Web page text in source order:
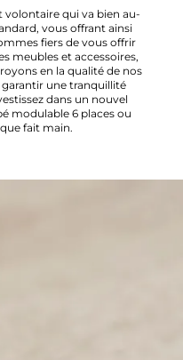
volontaire qui va bien au-
vous offrant ainsi
fiers de vous offrir
meubles et accessoires,
en la qualité de nos
une tranquillité
dans un nouvel
modulable 6 places ou
fait main.